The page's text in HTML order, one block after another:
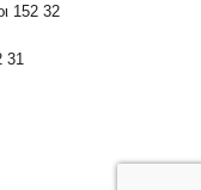
152 32
31